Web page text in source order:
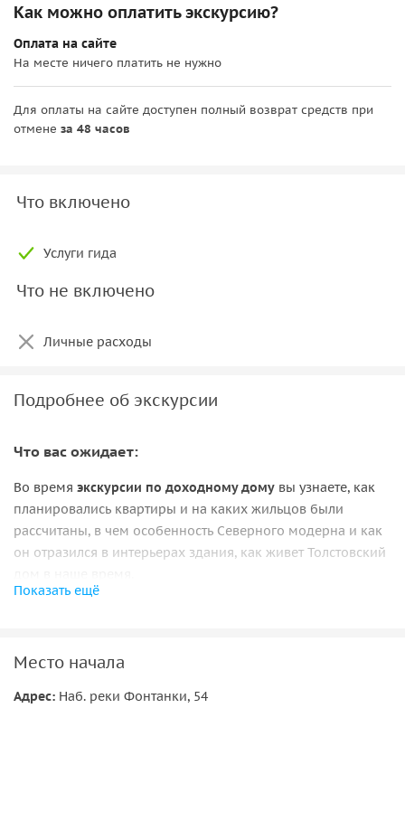
Как можно оплатить экскурсию?
Оплата на сайте
На месте ничего платить не нужно
Для оплаты на сайте доступен полный возврат средств при
отмене за 48 часов
Что включено
Услуги гида
Что не включено
Личные расходы
Подробнее об экскурсии
Что вас ожидает:
Во время экскурсии по доходному дому вы узнаете, как
планировались квартиры и на каких жильцов были
рассчитаны, в чем особенность Северного модерна и как
он отразился в интерьерах здания, как живет Толстовский
Показать ещё
Место начала
Адрес: Наб. реки Фонтанки, 54